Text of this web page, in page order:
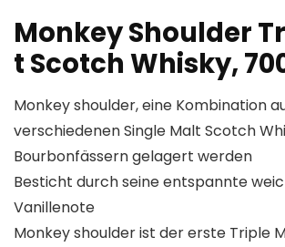
Monkey Shoulder
t Scotch Whisky,
Monkey shoulder, eine Kombination
verschiedenen Single Malt Scotch
Bourbonfässern gelagert werden
Besticht durch seine entspannte
Vanillenote
Monkey shoulder ist der erste Triple